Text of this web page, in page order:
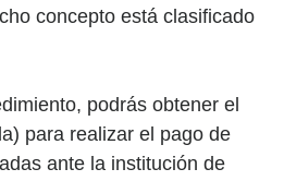
concepto está clasificado
podrás obtener el
para realizar el pago de
ante la institución de